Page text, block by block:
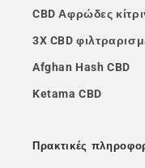
CBD Αφρώδες
3X CBD
Afghan Hash CBD
Ketama CBD
Πρακτικές